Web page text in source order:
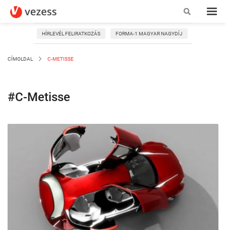
HÍRLEVÉL FELIRATKOZÁS FORMA-1 MAGYAR NAGYDÍJ
CÍMOLDAL C-METISSE
#C-Metisse